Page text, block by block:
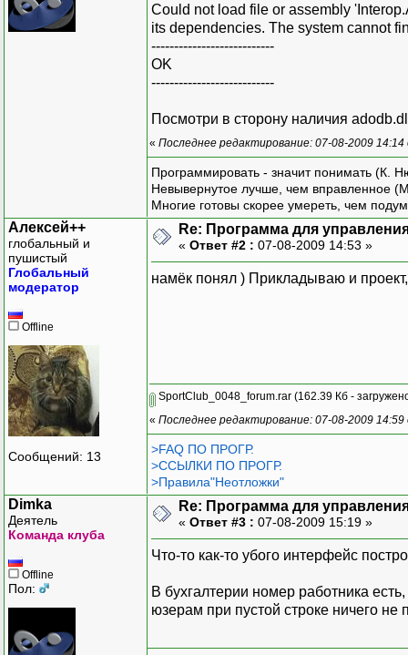
Could not load file or assembly
its dependencies. The system cannot
---------------------------
OK
---------------------------
Посмотри в сторону наличия
« Последнее редактирование: 07-08-2009
Программировать - значит понимать (К.
Невывернутое лучше, чем вправленное
Многие готовы скорее умереть, чем
Алексей++
глобальный и
пушистый
Глобальный
модератор
Offline
Сообщений: 13
Re: Программа для
« Ответ #2 : 07-08-2009 14:53 »
намёк понял ) Прикладываю и
SportClub_0048_forum.rar (162.39 Кб -
« Последнее редактирование: 07-08-2009
>FAQ ПО ПРОГР.
>ССЫЛКИ ПО ПРОГР.
>Правила"Неотложки"
Dimka
Деятель
Команда клуба
Offline
Пол:
Re: Программа для
« Ответ #3 : 07-08-2009 15:19 »
Что-то как-то убого интерфейс
В бухгалтерии номер работника
юзерам при пустой строке ничего